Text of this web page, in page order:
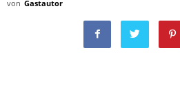
von Gastautor